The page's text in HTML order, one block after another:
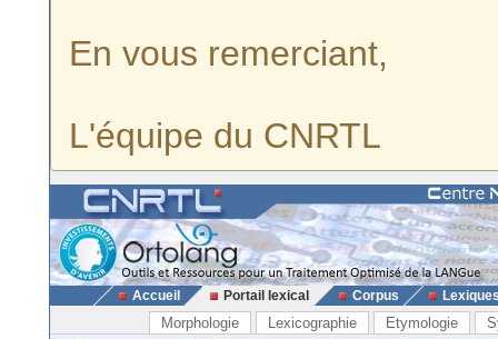
En vous remerciant,
L'équipe du CNRTL
Accueil Portail lexical Corpus
Morphologie Lexicographie Etymologie